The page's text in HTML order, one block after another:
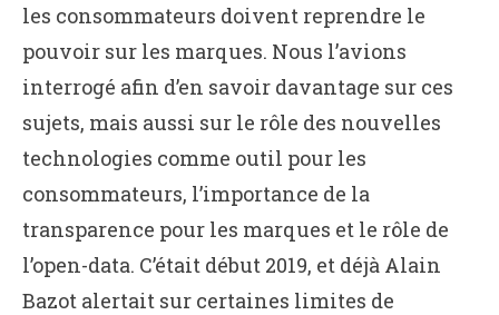
les consommateurs doivent reprendre le
pouvoir sur les marques. Nous l’avions
interrogé afin d’en savoir davantage sur ces
sujets, mais aussi sur le rôle des nouvelles
technologies comme outil pour les
consommateurs, l’importance de la
transparence pour les marques et le rôle de
l’open-data. C’était début 2019, et déjà Alain
Bazot alertait sur certaines limites de